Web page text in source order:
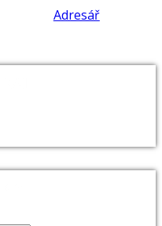
Adresář